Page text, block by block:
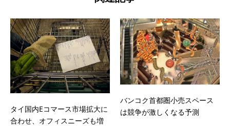
タイ国内Eコマース市場拡大に
合わせ、オフィスニーズも増
バンコク首都圏小売スペース
は競争が激しくなる予測